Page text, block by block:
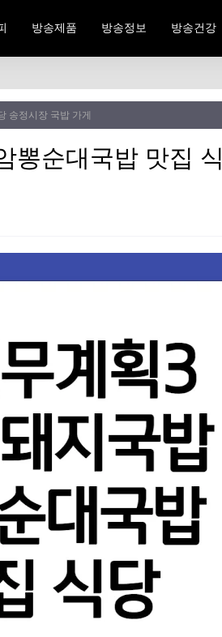
방송제품 방송정보 방송건강
송정시장 국밥 가게
뽕순대국밥 맛집